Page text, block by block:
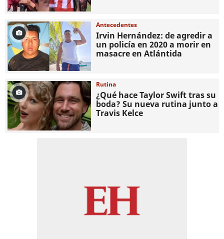
Antecedentes
Irvin Hernández: de agredir a
un policía en 2020 a morir en
masacre en Atlántida
Rutina
¿Qué hace Taylor Swift tras su
boda? Su nueva rutina junto a
Travis Kelce